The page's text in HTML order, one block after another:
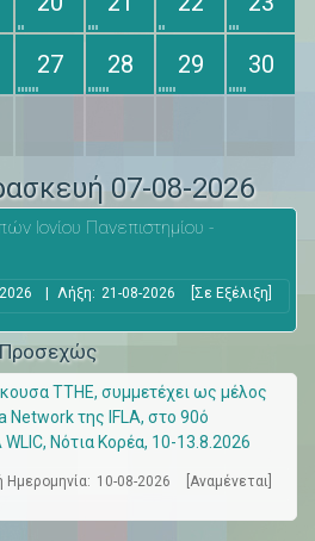
27 28 29 30
07-08-2026
Ιονίου Πανεπιστημίου -
Λήξη: 21-08-2026 [Σε Εξέλιξη]
Προσεχώς
ΤΤΗΕ, συμμετέχει ως μέλος
της IFLA, στο 90ό
WLIC, Νότια Κορέα, 10-13.8.2026
Ημερομηνία: 10-08-2026 [Αναμένεται]